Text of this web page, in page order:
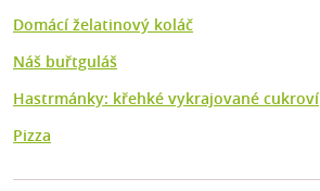
Domácí želatinový koláč
Náš buřtguláš
Hastrmánky: křehké vykrajované cukroví
Pizza